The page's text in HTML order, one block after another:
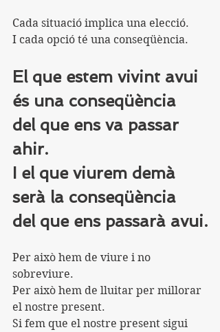
Cada situació implica una elecció.
I cada opció té una conseqüència.
El que estem vivint avui
és una conseqüència
del que ens va passar
ahir.
I el que viurem demà
serà la conseqüència
del que ens passarà avui.
Per això hem de viure i no
sobreviure.
Per això hem de lluitar per millorar
el nostre present.
Si fem que el nostre present sigui